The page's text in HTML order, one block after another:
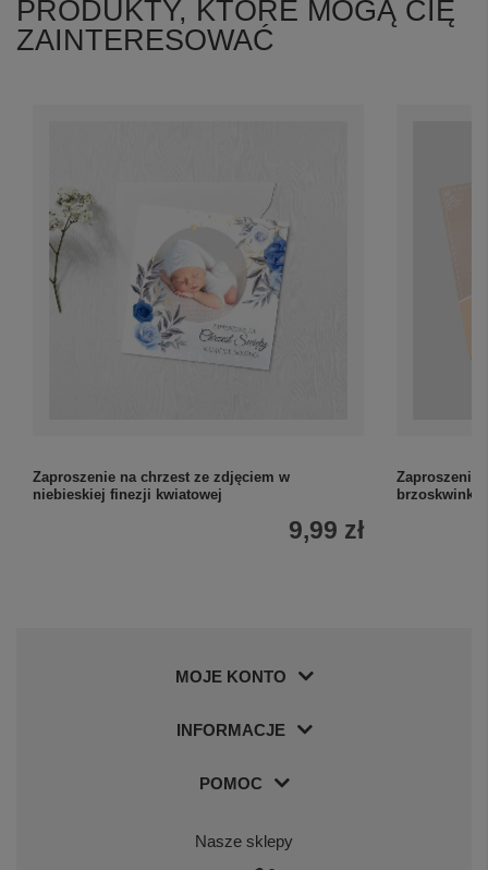
PRODUKTY, KTORE MOGĄ CIĘ
ZAINTERESOWAĆ
Zaproszenie na chrzest ze zdjęciem w
niebieskiej finezji kwiatowej
9,99 zł
Zaproszenie
brzoskwinka
MOJE KONTO
INFORMACJE
POMOC
Nasze sklepy